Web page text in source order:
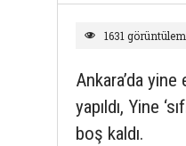
1631
Ankara’da
yapıldı, Yine
boş kaldı.